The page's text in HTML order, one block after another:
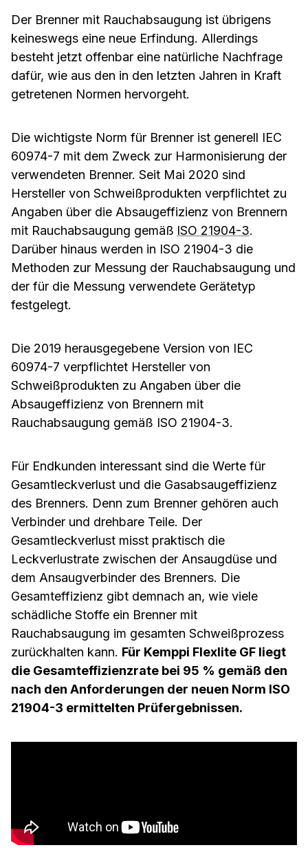
Der Brenner mit Rauchabsaugung ist übrigens
keineswegs eine neue Erfindung. Allerdings
besteht jetzt offenbar eine natürliche Nachfrage
dafür, wie aus den in den letzten Jahren in Kraft
getretenen Normen hervorgeht.
Die wichtigste Norm für Brenner ist generell IEC
60974-7 mit dem Zweck zur Harmonisierung der
verwendeten Brenner. Seit Mai 2020 sind
Hersteller von Schweißprodukten verpflichtet zu
Angaben über die Absaugeffizienz von Brennern
mit Rauchabsaugung gemäß ISO 21904-3.
Darüber hinaus werden in ISO 21904-3 die
Methoden zur Messung der Rauchabsaugung und
der für die Messung verwendete Gerätetyp
festgelegt.
Die 2019 herausgegebene Version von IEC
60974-7 verpflichtet Hersteller von
Schweißprodukten zu Angaben über die
Absaugeffizienz von Brennern mit
Rauchabsaugung gemäß ISO 21904-3.
Für Endkunden interessant sind die Werte für
Gesamtleckverlust und die Gasabsaugeffizienz
des Brenners. Denn zum Brenner gehören auch
Verbinder und drehbare Teile. Der
Gesamtleckverlust misst praktisch die
Leckverlustrate zwischen der Ansaugdüse und
dem Ansaugverbinder des Brenners. Die
Gesamteffizienz gibt demnach an, wie viele
schädliche Stoffe ein Brenner mit
Rauchabsaugung im gesamten Schweißprozess
zurückhalten kann. Für Kemppi Flexlite GF liegt
die Gesamteffizienzrate bei 95 % gemäß den
nach den Anforderungen der neuen Norm ISO
21904-3 ermittelten Prüfergebnissen.